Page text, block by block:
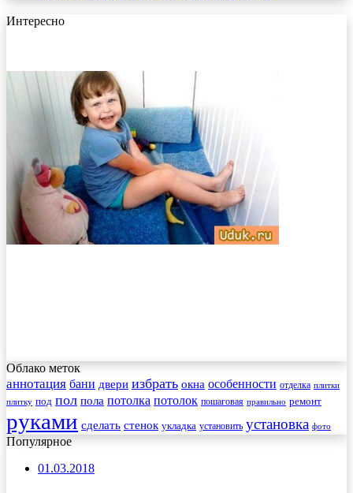
Интересно
Облако меток
аннотация бани двери избрать окна особенности отделка плитки
плитку под пол пола потолка потолок пошаговая правильно ремонт
руками сделать стенок укладка установить установка фото
Популярное
01.03.2018